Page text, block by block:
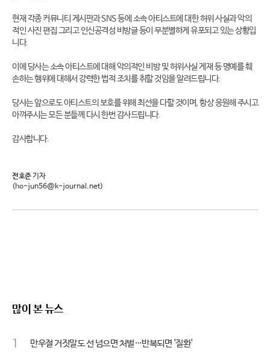
현재 각종 커뮤니티 게시판과 SNS 등에 소속 아티스트에 대한 허위 사실과 악의
적인 사진 편집 그리고 인신공격성 비방글 등이 무분별하게 유포되고 있는 상황입
니다.
이에 당사는 소속 아티스트에 대해 악의적인 비방 및 허위사실 게재 등 명예를 훼
손하는 행위에 대해서 강력한 법적 조치를 취할 것임을 알려드립니다.
당사는 앞으로도 아티스트의 보호를 위해 최선을 다할 것이며, 항상 응원해 주시고
아껴주시는 모든 분들께 다시 한번 감사드립니다.
감사합니다.
전호준기자
(ho-jun56@k-journal.net)
많이 본 뉴스
1 만우절 거짓말도 선 넘으면 처벌…반복되면 '질환'